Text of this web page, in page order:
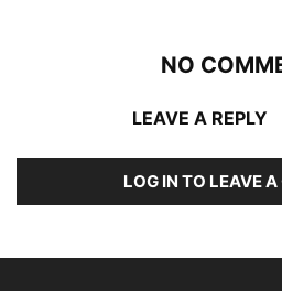
NO
LEAVE A REPLY
LOG IN TO LEAVE